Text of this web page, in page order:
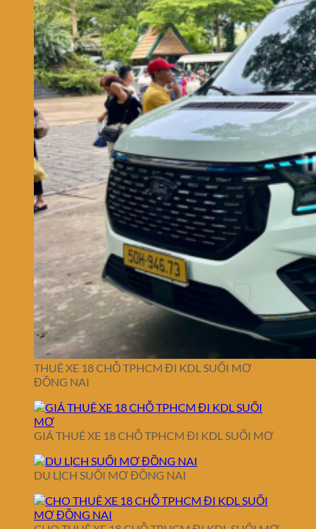
THUÊ XE 18 CHỖ TPHCM ĐI KDL SUỐI MƠ
ĐỒNG NAI
GIÁ THUÊ XE 18 CHỖ TPHCM ĐI KDL SUỐI MƠ
DU LỊCH SUỐI MƠ ĐỒNG NAI